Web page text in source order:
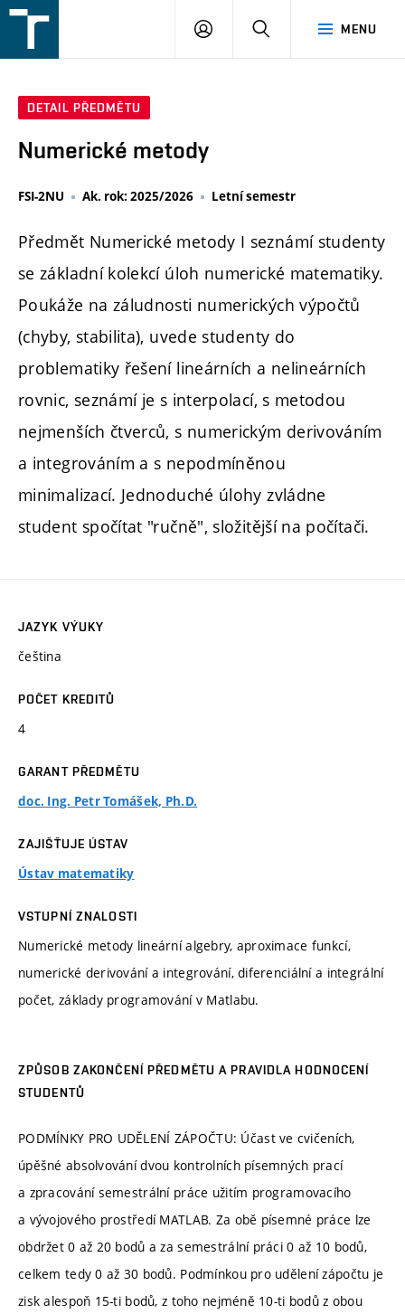
v
MENU
PŘIHLÁŠENÍ
DETAIL PŘEDMĚTU
Numerické metody
FSI-2NU Ak. rok: 2025/2026 Letní semestr
Předmět Numerické metody I seznámí studenty
se základní kolekcí úloh numerické matematiky.
Poukáže na záludnosti numerických výpočtů
(chyby, stabilita), uvede studenty do
problematiky řešení lineárních a nelineárních
rovnic, seznámí je s interpolací, s metodou
nejmenších čtverců, s numerickým derivováním
a integrováním a s nepodmíněnou
minimalizací. Jednoduché úlohy zvládne
student spočítat "ručně", složitější na počítači.
JAZYK VÝUKY
čeština
POČET KREDITŮ
4
GARANT PŘEDMĚTU
doc. Ing. Petr Tomášek, Ph.D.
ZAJIŠŤUJE ÚSTAV
Ústav matematiky
VSTUPNÍ ZNALOSTI
Numerické metody lineární algebry, aproximace funkcí,
numerické derivování a integrování, diferenciální a integrální
počet, základy programování v Matlabu.
ZPŮSOB ZAKONČENÍ PŘEDMĚTU A PRAVIDLA HODNOCENÍ
STUDENTŮ
PODMÍNKY PRO UDĚLENÍ ZÁPOČTU: Účast ve cvičeních,
úpěšné absolvování dvou kontrolních písemných prací
a zpracování semestrální práce užitím programovacího
a vývojového prostředí MATLAB. Za obě písemné práce lze
obdržet 0 až 20 bodů a za semestrální práci 0 až 10 bodů,
celkem tedy 0 až 30 bodů. Podmínkou pro udělení zápočtu je
zisk alespoň 15-ti bodů, z toho nejméně 10-ti bodů z obou